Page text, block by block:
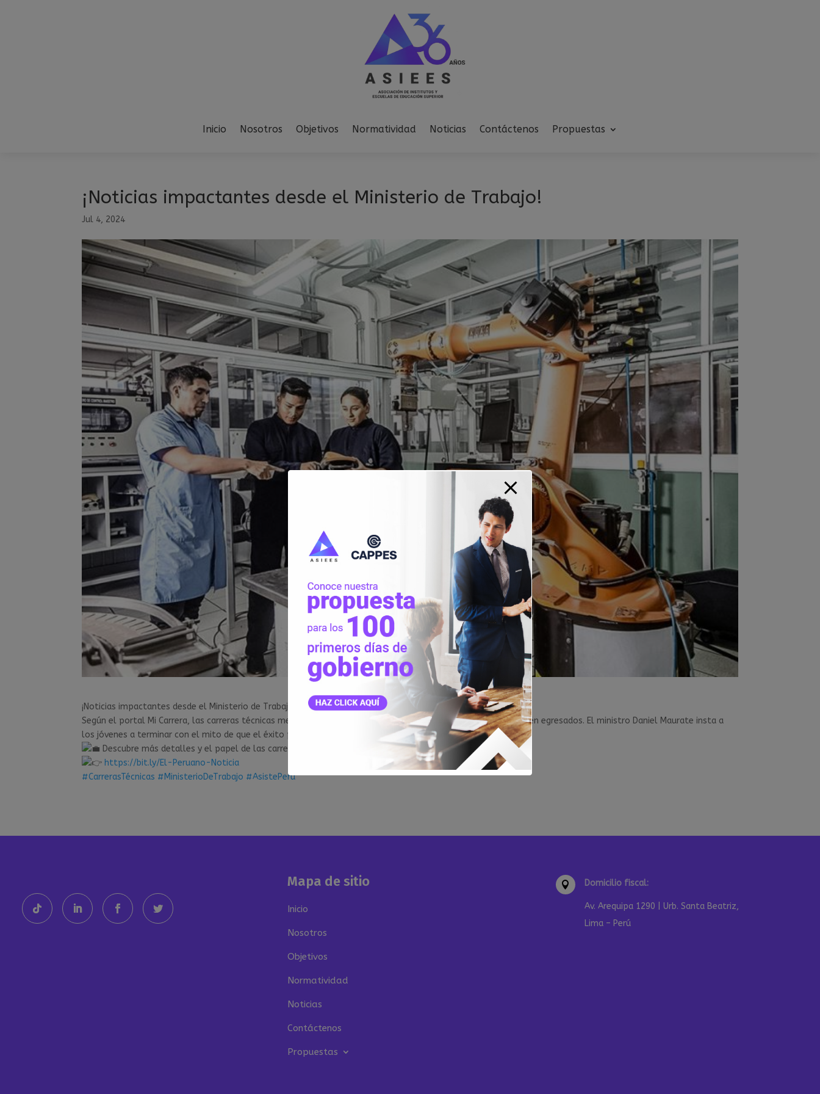
Inicio Nosotros Objetivos Normatividad Noticias Contáctenos Propuestas
¡Noticias impactantes desde el Ministerio de Trabajo!
Jul 4, 2024
¡Noticias impactantes desde el Ministerio de Trabajo!
Según el portal Mi Carrera, las carreras técnicas mejor pagadas superan en sueldo a las universitarias para recién egresados. El ministro Daniel Maurate insta a
los jóvenes a terminar con el mito de que el éxito profesional pasa únicamente por la universidad.
Descubre más detalles y el papel de las carreras técnicas en el mercado laboral.
https://bit.ly/El-Peruano-Noticia
#CarrerasTécnicas #MinisterioDeTrabajo #AsistePerú
Mapa de sitio
Inicio
Nosotros
Objetivos
Normatividad
Noticias
Contáctenos
Propuestas
 Domicilio fiscal:
Av. Arequipa 1290 | Urb. Santa Beatriz,
Lima – Perú